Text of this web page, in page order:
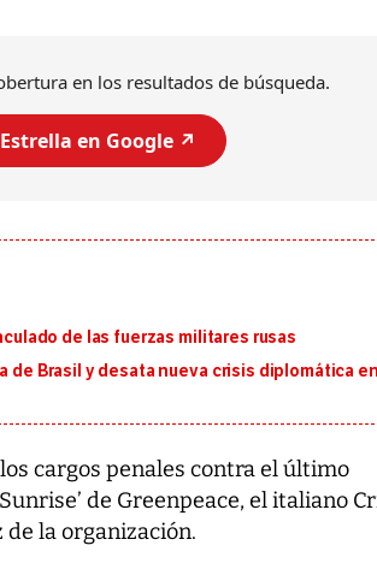
en los resultados de búsqueda.
en Google ↗️
de las fuerzas militares rusas
de Brasil y desata nueva crisis diplomática
cargos penales contra el último
de Greenpeace, el italiano
la organización.
al sur de Japón, provocando